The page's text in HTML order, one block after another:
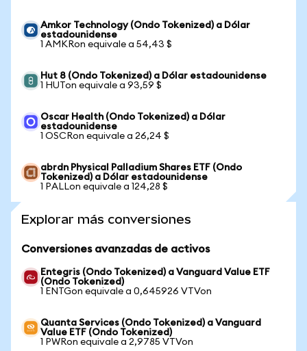
Amkor Technology (Ondo Tokenized) a Dólar
estadounidense
1 AMKRon equivale a 54,43 $
Hut 8 (Ondo Tokenized) a Dólar estadounidense
1 HUTon equivale a 93,59 $
Oscar Health (Ondo Tokenized) a Dólar
estadounidense
1 OSCRon equivale a 26,24 $
abrdn Physical Palladium Shares ETF (Ondo
Tokenized) a Dólar estadounidense
1 PALLon equivale a 124,28 $
Explorar más conversiones
Conversiones avanzadas de activos
Entegris (Ondo Tokenized) a Vanguard Value ETF
(Ondo Tokenized)
1 ENTGon equivale a 0,645926 VTVon
Quanta Services (Ondo Tokenized) a Vanguard
Value ETF (Ondo Tokenized)
1 PWRon equivale a 2,9785 VTVon